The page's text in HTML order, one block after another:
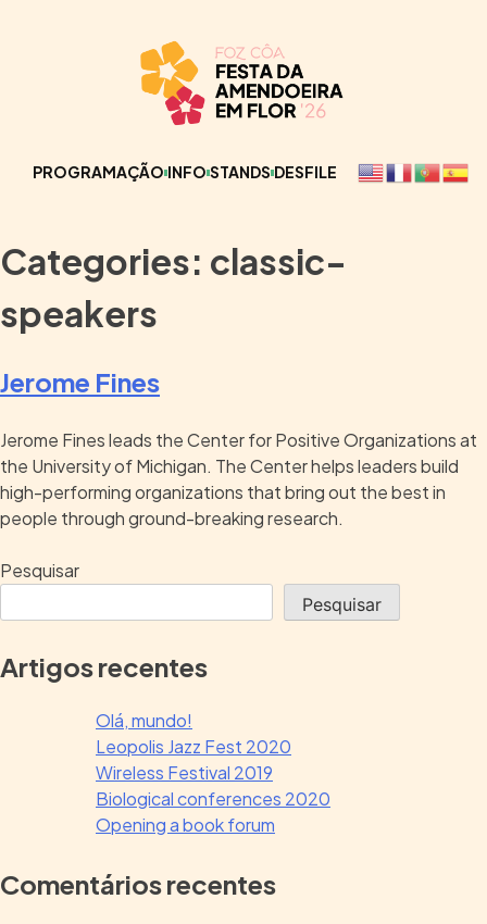
PROGRAMAÇÃO INFO STANDS DESFILE
Categories: classic-
speakers
Jerome Fines
Jerome Fines leads the Center for Positive Organizations at
the University of Michigan. The Center helps leaders build
high-performing organizations that bring out the best in
people through ground-breaking research.
Pesquisar
Pesquisar
Artigos recentes
Olá, mundo!
Leopolis Jazz Fest 2020
Wireless Festival 2019
Biological conferences 2020
Opening a book forum
Comentários recentes